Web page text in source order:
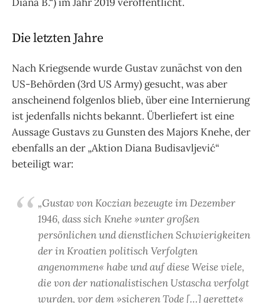
Die letzten Jahre
Nach Kriegsende wurde Gustav zunächst von den
US-Behörden (3rd US Army) gesucht, was aber
anscheinend folgenlos blieb, über eine Internierung
ist jedenfalls nichts bekannt. Überliefert ist eine
Aussage Gustavs zu Gunsten des Majors Knehe, der
ebenfalls an der „Aktion Diana Budisavljević“
beteiligt war:
„Gustav von Koczian bezeugte im Dezember
1946, dass sich Knehe »unter großen
persönlichen und dienstlichen Schwierigkeiten
der in Kroatien politisch Verfolgten
angenommen« habe und auf diese Weise viele,
die von der nationalistischen Ustascha verfolgt
wurden, vor dem »sicheren Tode […] gerettet«